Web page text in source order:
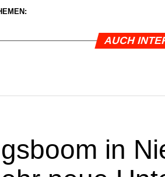
AUCH
in